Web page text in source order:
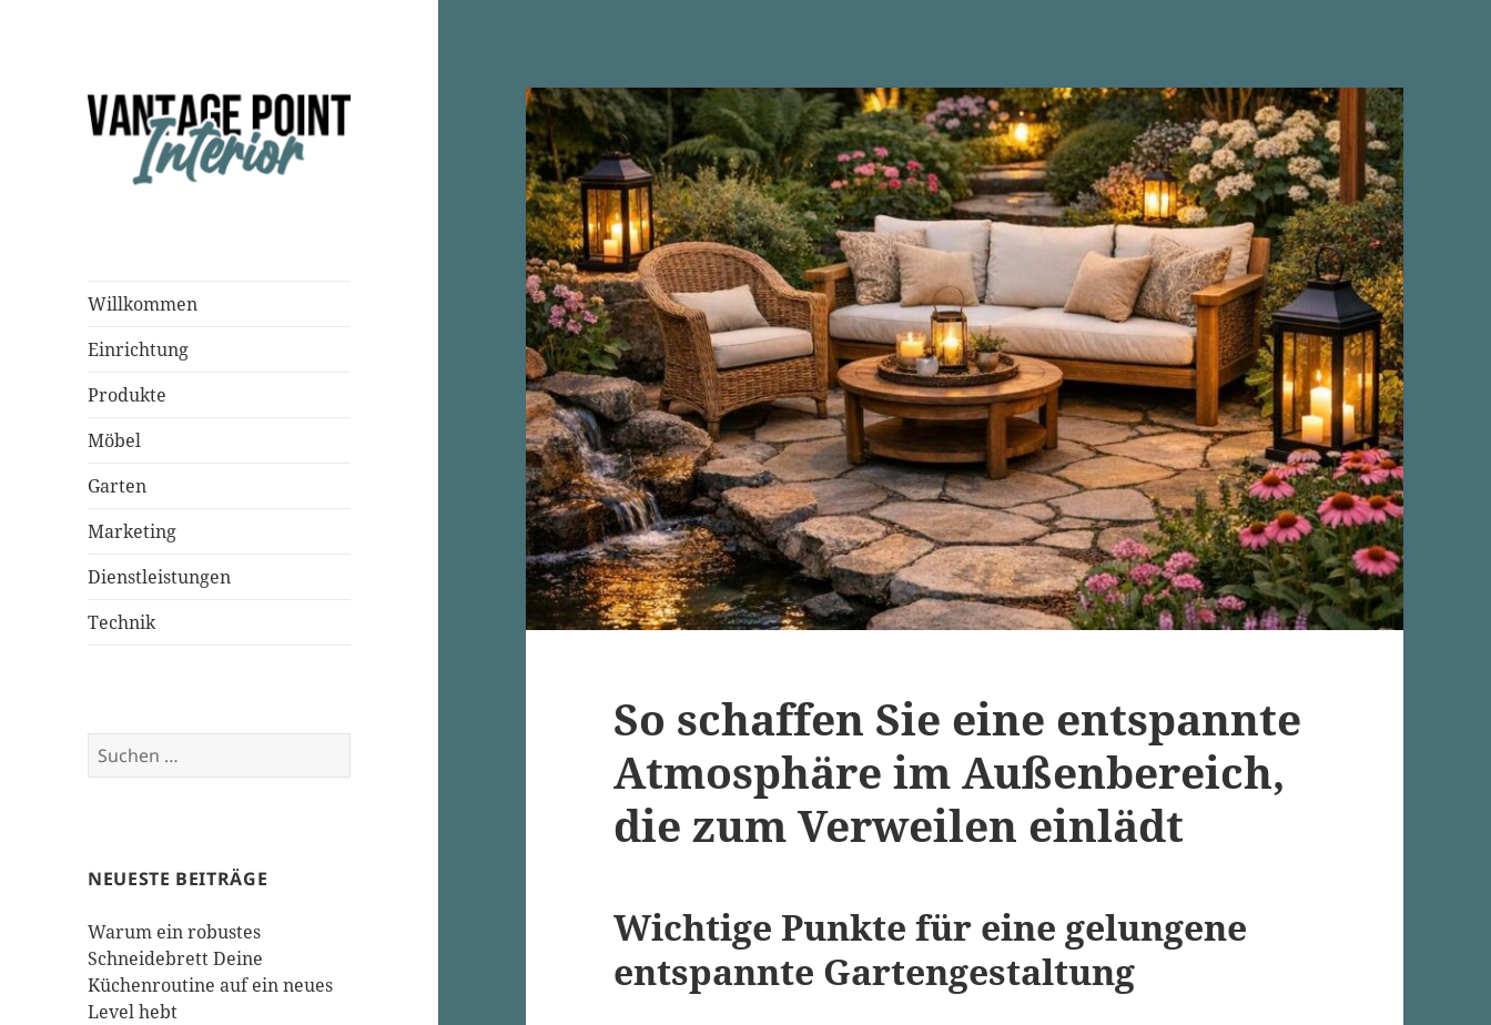
Willkommen
Einrichtung
Produkte
Möbel
Garten
Marketing
Dienstleistungen
Technik
Suchen
nach:
NEUESTE BEITRÄGE
Warum ein robustes
Schneidebrett Deine
Küchenroutine auf ein neues
Level hebt
So schaffen Sie eine entspannte
Atmosphäre im Außenbereich,
die zum Verweilen einlädt
Wichtige Punkte für eine gelungene
entspannte Gartengestaltung